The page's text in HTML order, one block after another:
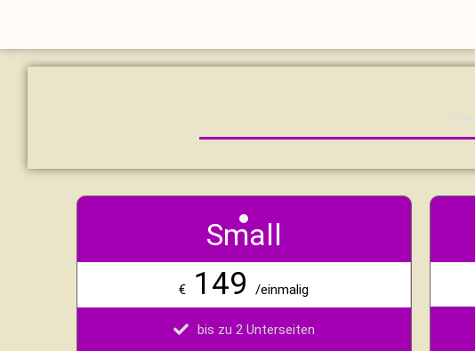
Small
€ 149/einmalig
bis zu 2 Unterseiten